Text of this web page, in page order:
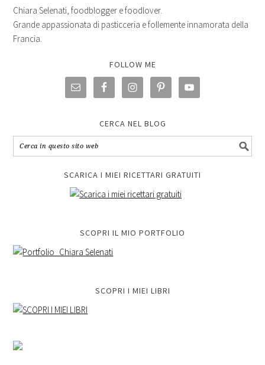
Chiara Selenati, foodblogger e foodlover.
Grande appassionata di pasticceria e follemente innamorata della
Francia.
FOLLOW ME
CERCA NEL BLOG
SCARICA I MIEI RICETTARI GRATUITI
SCOPRI IL MIO PORTFOLIO
SCOPRI I MIEI LIBRI